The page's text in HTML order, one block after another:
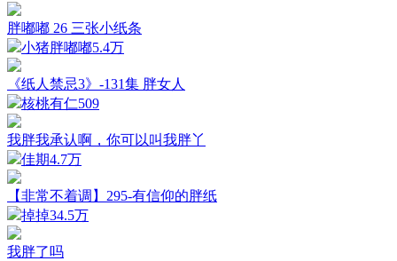
胖嘟嘟 26 三张小纸条
小猪胖嘟嘟5.4万
《纸人禁忌3》-131集 胖女人
核桃有仁509
我胖我承认啊，你可以叫我胖丫
佳期4.7万
【非常不着调】295-有信仰的胖纸
掉掉34.5万
我胖了吗